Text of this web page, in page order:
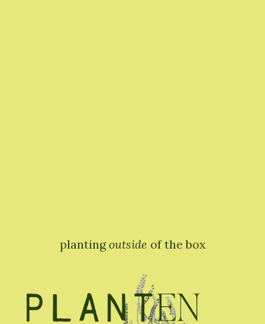
plantingoutside of the box